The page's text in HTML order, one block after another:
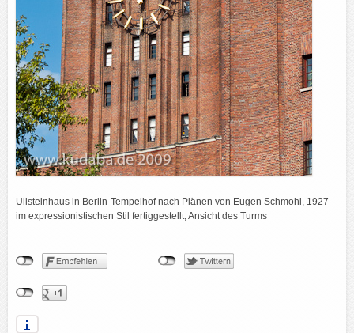
Ullsteinhaus in Berlin-Tempelhof nach Plänen von Eugen Schmohl, 1927
im expressionistischen Stil fertiggestellt, Ansicht des Turms